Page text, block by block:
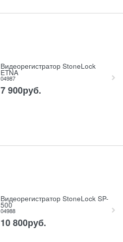
Видеорегистратор StoneLock
ETNA
04987
7 900руб.
Видеорегистратор StoneLock SP-
500
04988
10 800руб.